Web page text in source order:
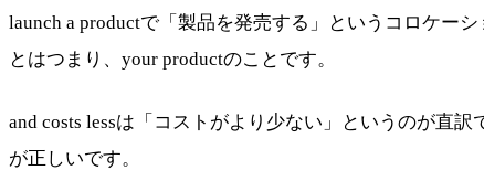
launch a productで「製品を発売する」というコロケー
とはつまり、your productのことです。
and costs lessは「コストがより少ない」というのが直
が正しいです。